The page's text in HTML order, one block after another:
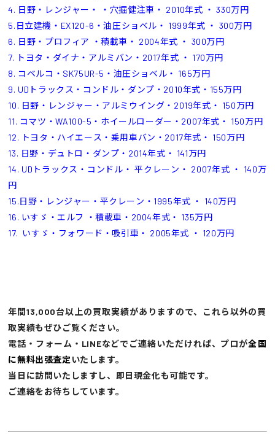
4. 日野・レンジャー・ ・穴掘健注車・ 2010年式 ・ 330万円
5.日立建機・EX120-6・油圧ショベル・ 1999年式 ・ 300万円
6. 日野・プロフィア ・積載車・ 2004年式 ・ 300万円
7. トヨタ・ダイナ・アルミバン・2017年式 ・ 170万円
8. コベルコ・SK75UR-5・油圧ショベル・ 165万円
9. UDトラックス・コンドル・ダンプ・2010年式・155万円
10. 日野・レンジャー・アルミウイング・2019年式・ 150万円
11. コマツ・WA100-5・ホイールローダー・2007年式・ 150万円
12. トヨタ・ハイエース・乗用車バン・2017年式・ 150万円
13. 日野・デュトロ・ダンプ・2014年式・ 141万円
14. UDトラックス・コンドル・ 平クレーン・ 2007年式 ・ 140万
円
15.日野・レンジャー・平クレーン・1995年式 ・ 140万円
16. いすゞ・エルフ ・積載車・2004年式・ 135万円
17. いすゞ・フォワード・吸引車・ 2005年式 ・ 120万円
年間13,000台以上の買取実績がありますので、これら以外の買
取実績もぜひご覧ください。
電話・フォーム・LINEなどでご連絡いただければ、プロが全国
に無料出張査定いたします。
当日に訪問いたしますし、即日現金化も可能です。
ご連絡をお待ちしています。